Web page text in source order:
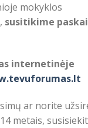
mokyklos
susitikime
internetinėje
ar norite
metais,